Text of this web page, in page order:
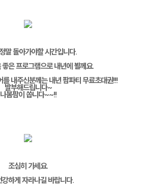
말 돌아가야할 시간입니다.
좋은 프로그램으로 내년에 뵐께요.
내주신분께는 내년 팜파티 무료초대권!!!
발부해드립니다~
나봄팜이 쏩니다~~!!
조심히 가세요.
강하게 자라나길 바랍니다.